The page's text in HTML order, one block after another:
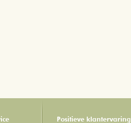
Positieve